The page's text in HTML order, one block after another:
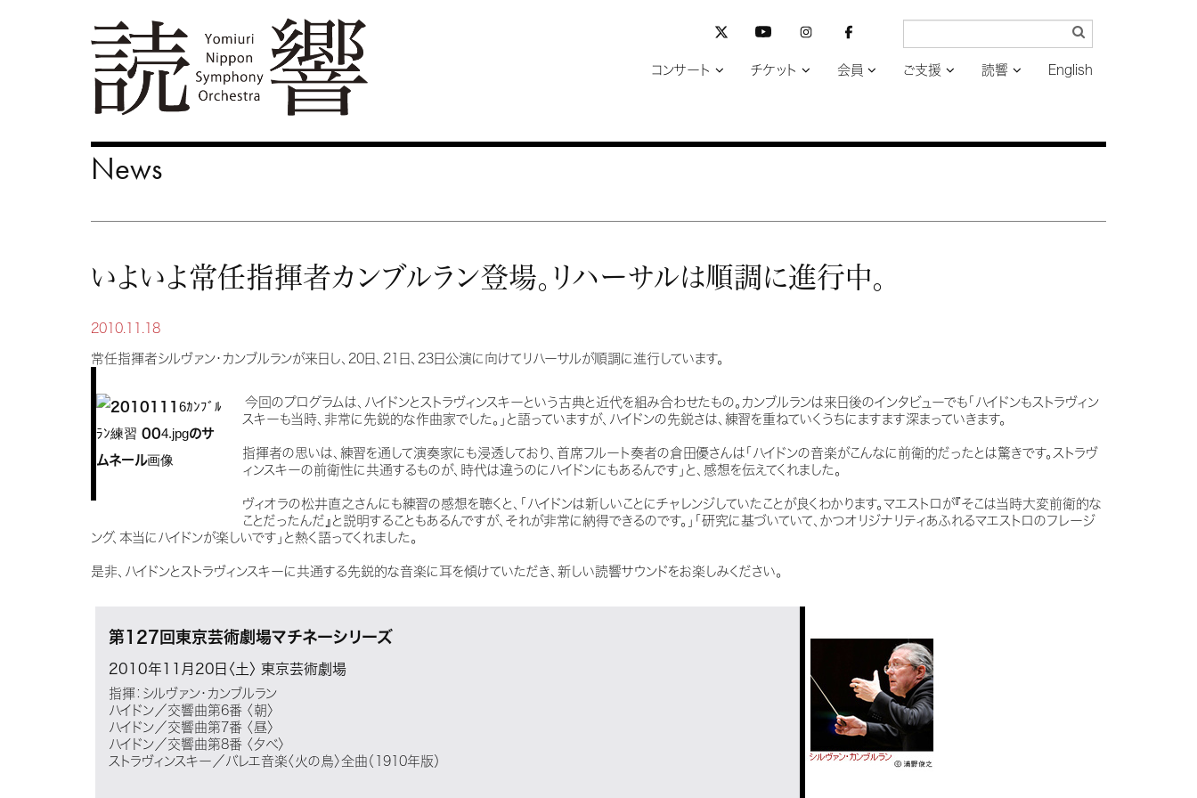
コンサート チケット 会員 ご支援 読響 English
News
いよいよ常任指揮者カンブルラン登場。リハーサルは順調に進行中。
2010.11.18
常任指揮者シルヴァン・カンブルランが来日し、20日、21日、23日公演に向けてリハーサルが順調に進行しています。
今回のプログラムは、ハイドンとストラヴィンスキーという古典と近代を組み合わせたもの。カンブルランは来日後のインタビューでも「ハイドンもストラヴィン
スキーも当時、非常に先鋭的な作曲家でした。」と語っていますが、ハイドンの先鋭さは、練習を重ねていくうちにますます深まっていきます。
指揮者の思いは、練習を通して演奏家にも浸透しており、首席フルート奏者の倉田優さんは「ハイドンの音楽がこんなに前衛的だったとは驚きです。ストラヴ
ィンスキーの前衛性に共通するものが、時代は違うのにハイドンにもあるんです」と、感想を伝えてくれました。
ヴィオラの松井直之さんにも練習の感想を聴くと、「ハイドンは新しいことにチャレンジしていたことが良くわかります。マエストロが『そこは当時大変前衛的な
ことだったんだ』と説明することもあるんですが、それが非常に納得できるのです。」「研究に基づいていて、かつオリジナリティあふれるマエストロのフレージ
ング、本当にハイドンが楽しいです」と熱く語ってくれました。
是非、ハイドンとストラヴィンスキーに共通する先鋭的な音楽に耳を傾けていただき、新しい読響サウンドをお楽しみください。
第127回東京芸術劇場マチネーシリーズ
2010年11月20日〈土〉 東京芸術劇場
指揮：シルヴァン・カンブルラン
ハイドン／交響曲第6番 〈朝〉
ハイドン／交響曲第7番 〈昼〉
ハイドン／交響曲第8番 〈夕べ〉
ストラヴィンスキー／バレエ音楽〈火の鳥〉全曲（1910年版）